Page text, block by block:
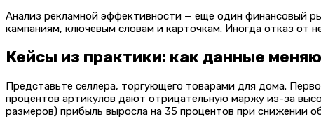
Анализ рекламной эффективности — еще один финансовый
кампаниям, ключевым словам и карточкам. Иногда отказ от
Кейсы из практики: как данные
Представьте селлера, торгующего товарами для дома.
процентов артикулов дают отрицательную маржу из-за
размеров) прибыль выросла на 35 процентов при снижении